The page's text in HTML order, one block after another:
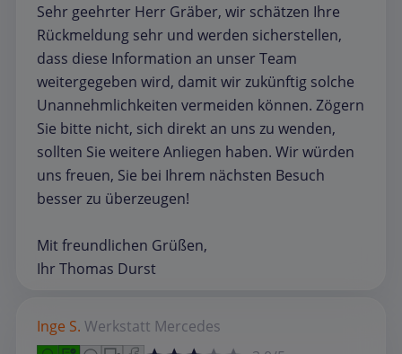
Sehr geehrter Herr Gräber, wir schätzen Ihre
Rückmeldung sehr und werden sicherstellen,
dass diese Information an unser Team
weitergegeben wird, damit wir zukünftig solche
Unannehmlichkeiten vermeiden können. Zögern
Sie bitte nicht, sich direkt an uns zu wenden,
sollten Sie weitere Anliegen haben. Wir würden
uns freuen, Sie bei Ihrem nächsten Besuch
besser zu überzeugen!
Mit freundlichen Grüßen,
Ihr Thomas Durst
Inge S. Werkstatt Mercedes